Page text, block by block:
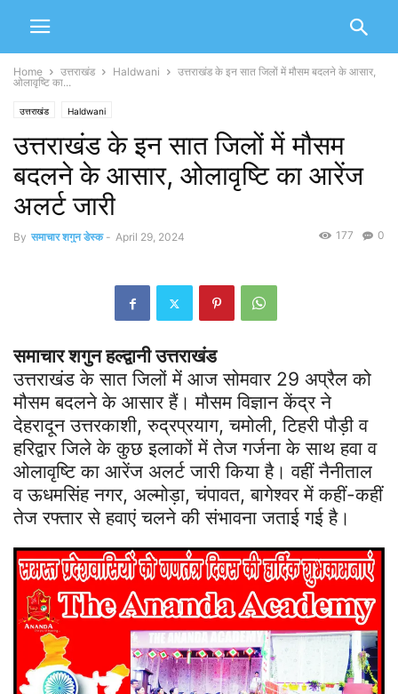
Home उत्तराखंड Haldwani
उत्तराखंड के इन सात जिलों में मौसम बदलने के आसार,
ओलावृष्टि का...
उत्तराखंड Haldwani
उत्तराखंड के इन सात जिलों में मौसम
बदलने के आसार, ओलावृष्टि का आरेंज
अलर्ट जारी
By समाचार शगुन डेस्क - April 29, 2024 0
177
समाचार शगुन हल्द्वानी उत्तराखंड
उत्तराखंड के सात जिलों में आज सोमवार 29 अप्रैल को
मौसम बदलने के आसार हैं। मौसम विज्ञान केंद्र ने
देहरादून उत्तरकाशी, रुद्रप्रयाग, चमोली, टिहरी पौड़ी व
हरिद्वार जिले के कुछ इलाकों में तेज गर्जना के साथ हवा व
ओलावृष्टि का आरेंज अलर्ट जारी किया है। वहीं नैनीताल
व ऊधमसिंह नगर, अल्मोड़ा, चंपावत, बागेश्वर में कहीं-कहीं
तेज रफ्तार से हवाएं चलने की संभावना जताई गई है।